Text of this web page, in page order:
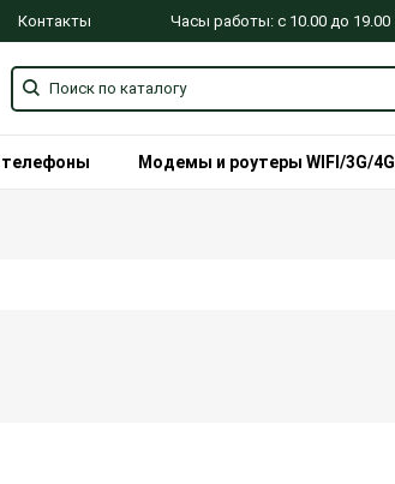
Контакты Часы работы: с 10.00 до 19.00
Модемы и роутеры WIFI/3G/4G